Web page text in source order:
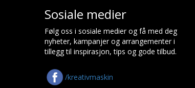
Sosiale medier
Følg oss i sosiale medier og få med deg
nyheter, kampanjer og arrangementer i
tillegg til inspirasjon, tips og gode tilbud.
/kreativmaskin